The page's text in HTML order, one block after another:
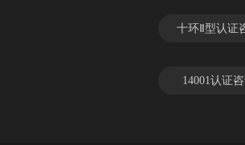
十环Ⅱ型认证
14001认证